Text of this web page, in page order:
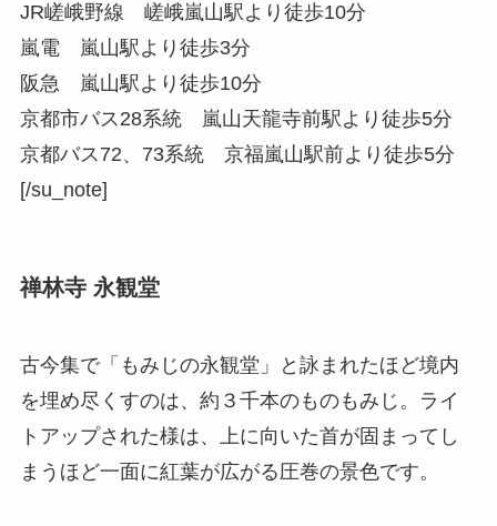
JR嵯峨野線 嵯峨嵐山駅より徒歩10分
嵐電 嵐山駅より徒歩3分
阪急 嵐山駅より徒歩10分
京都市バス28系統 嵐山天龍寺前駅より徒歩5分
京都バス72、73系統 京福嵐山駅前より徒歩5分
[/su_note]
禅林寺 永観堂
古今集で「もみじの永観堂」と詠まれたほど境内
を埋め尽くすのは、約３千本のものもみじ。ライ
トアップされた様は、上に向いた首が固まってし
まうほど一面に紅葉が広がる圧巻の景色です。